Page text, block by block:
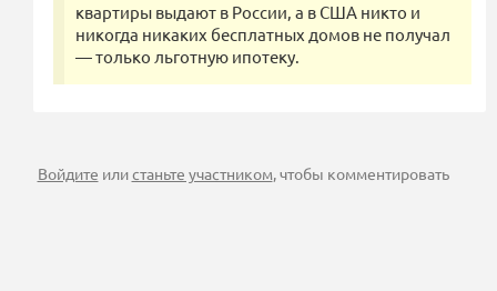
квартиры выдают в России, а в США никто и
никогда никаких бесплатных домов не получал
— только льготную ипотеку.
Войдите илистаньте участником, чтобы комментировать